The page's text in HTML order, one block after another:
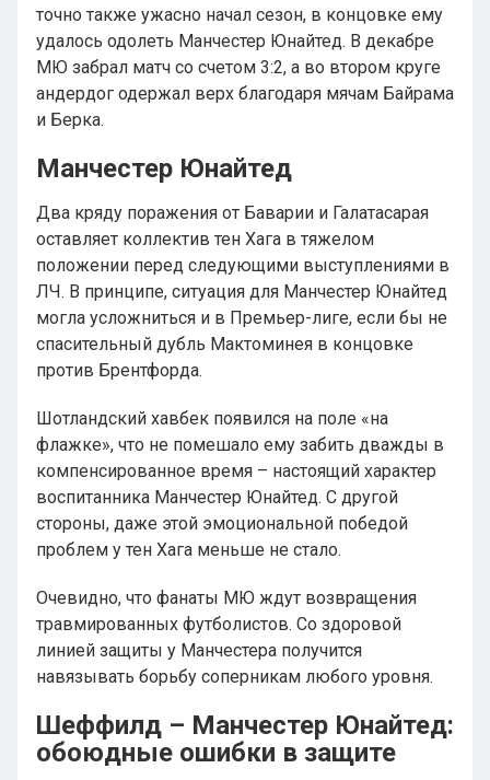
точно также ужасно начал сезон, в концовке ему
удалось одолеть Манчестер Юнайтед. В декабре
МЮ забрал матч со счетом 3:2, а во втором круге
андердог одержал верх благодаря мячам Байрама
и Берка.
Манчестер Юнайтед
Два кряду поражения от Баварии и Галатасарая
оставляет коллектив тен Хага в тяжелом
положении перед следующими выступлениями в
ЛЧ. В принципе, ситуация для Манчестер Юнайтед
могла усложниться и в Премьер-лиге, если бы не
спасительный дубль Мактоминея в концовке
против Брентфорда.
Шотландский хавбек появился на поле «на
флажке», что не помешало ему забить дважды в
компенсированное время – настоящий характер
воспитанника Манчестер Юнайтед. С другой
стороны, даже этой эмоциональной победой
проблем у тен Хага меньше не стало.
Очевидно, что фанаты МЮ ждут возвращения
травмированных футболистов. Со здоровой
линией защиты у Манчестера получится
навязывать борьбу соперникам любого уровня.
Шеффилд – Манчестер Юнайтед:
обоюдные ошибки в защите